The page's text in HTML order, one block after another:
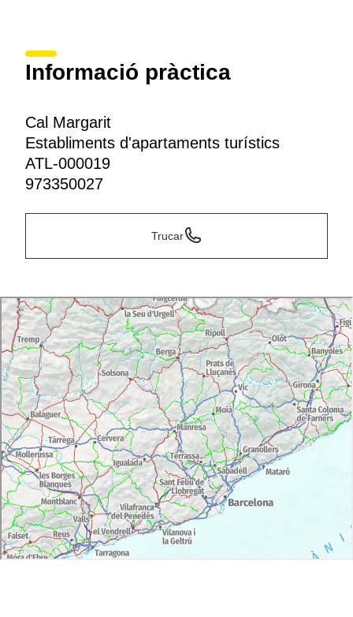
Informació pràctica
Cal Margarit
Establiments d'apartaments turístics
ATL-000019
973350027
Trucar